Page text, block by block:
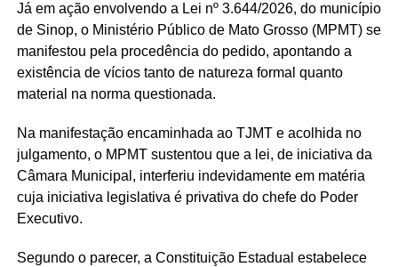
Já em ação envolvendo a Lei nº 3.644/2026, do município
de Sinop, o Ministério Público de Mato Grosso (MPMT) se
manifestou pela procedência do pedido, apontando a
existência de vícios tanto de natureza formal quanto
material na norma questionada.
Na manifestação encaminhada ao TJMT e acolhida no
julgamento, o MPMT sustentou que a lei, de iniciativa da
Câmara Municipal, interferiu indevidamente em matéria
cuja iniciativa legislativa é privativa do chefe do Poder
Executivo.
Segundo o parecer, a Constituição Estadual estabelece